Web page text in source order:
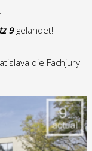
9gelandet!
die Fachjury